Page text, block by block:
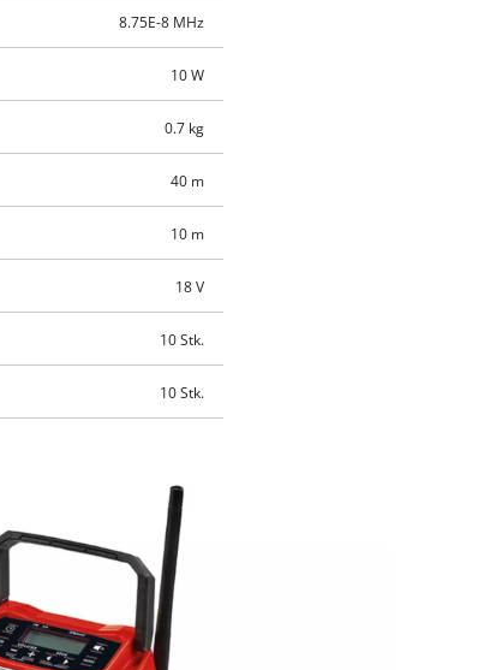
8.75E-8 MHz
10 W
0.7 kg
40 m
10 m
18 V
10 Stk.
10 Stk.